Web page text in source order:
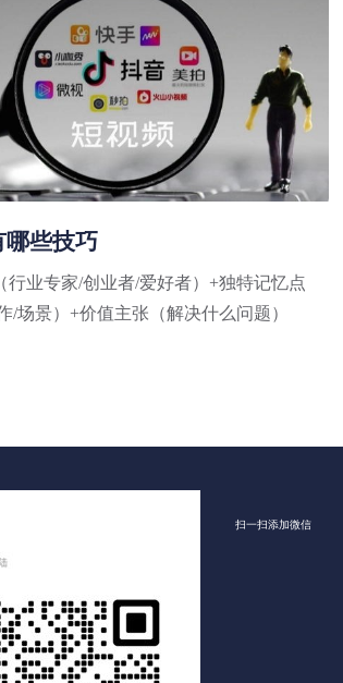
哪些技巧
行业专家/创业者/爱好者）+独特记忆点
/场景）+价值主张（解决什么问题）
扫一扫添加微信